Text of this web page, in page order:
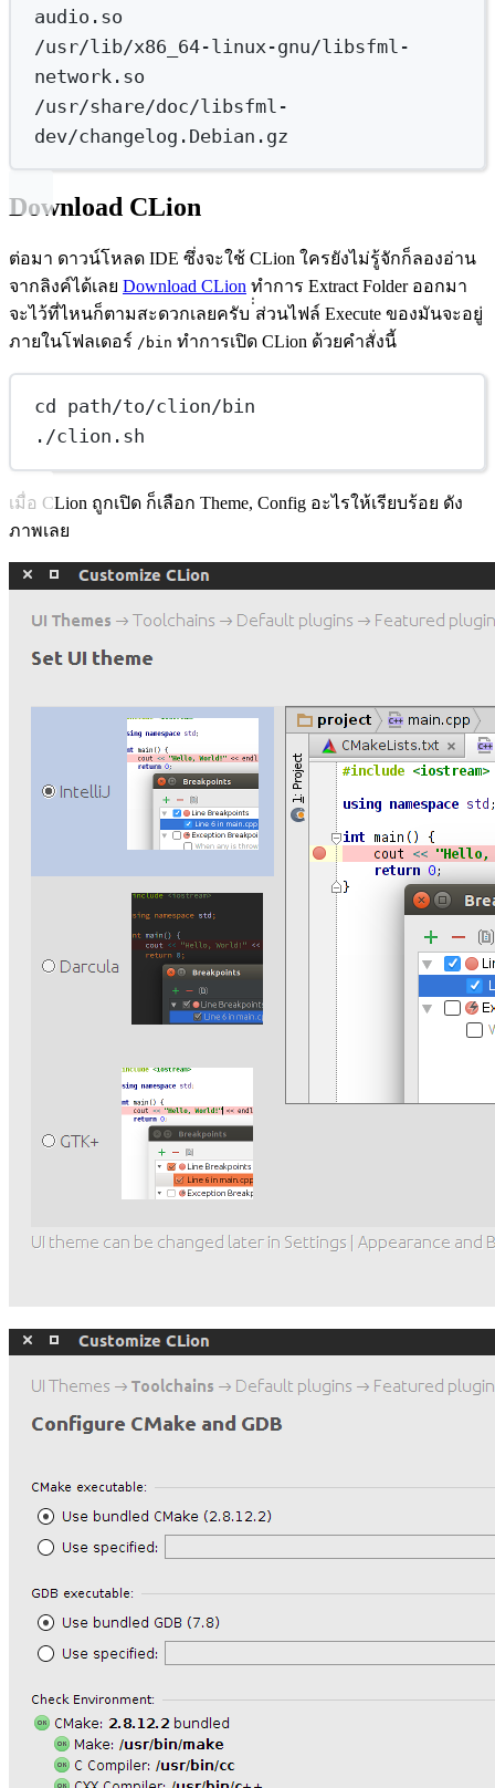
audio.so
/usr/lib/x86_64-linux-gnu/libsfml-
network.so
/usr/share/doc/libsfml-
dev/changelog.Debian.gz
Download CLion
ต่อมา ดาวน์โหลด IDE ซึ่งจะใช้ CLion ใครยังไม่รู้จักก็ลองอ่าน
จากลิงค์ได้เลย Download CLion ทำการ Extract Folder ออกมา
จะไว้ที่ไหนก็ตามสะดวกเลยครับ ่่ส่วนไฟล์ Execute ของมันจะอยู่
ภายในโฟลเดอร์ /bin ทำการเปิด CLion ด้วยคำสั่งนี้
cd path/to/clion/bin
./clion.sh
เมื่อ CLion ถูกเปิด ก็เลือก Theme, Config อะไรให้เรียบร้อย ดัง
ภาพเลย